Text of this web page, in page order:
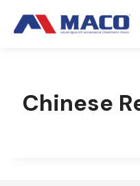
Chinese